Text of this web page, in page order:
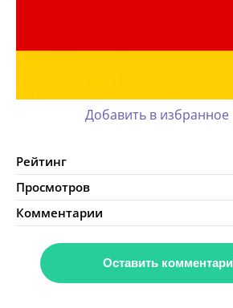
Добавить в избранное
Рейтинг
Просмотров
Комментарии
Оставить